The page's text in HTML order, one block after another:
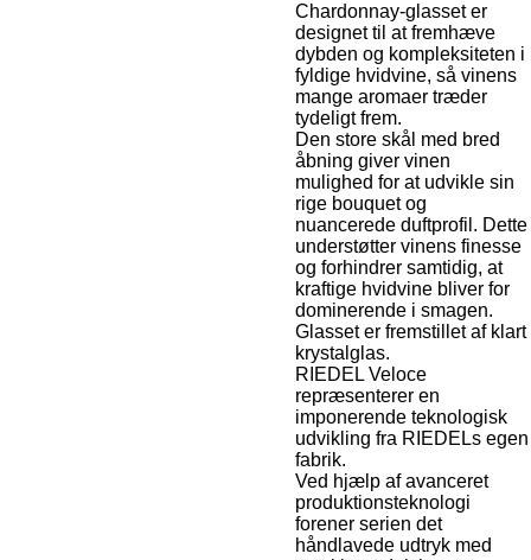
Chardonnay-glasset er
designet til at fremhæve
dybden og kompleksiteten i
fyldige hvidvine, så vinens
mange aromaer træder
tydeligt frem.
Den store skål med bred
åbning giver vinen
mulighed for at udvikle sin
rige bouquet og
nuancerede duftprofil. Dette
understøtter vinens finesse
og forhindrer samtidig, at
kraftige hvidvine bliver for
dominerende i smagen.
Glasset er fremstillet af klart
krystalglas.
RIEDEL Veloce
repræsenterer en
imponerende teknologisk
udvikling fra RIEDELs egen
fabrik.
Ved hjælp af avanceret
produktionsteknologi
forener serien det
håndlavede udtryk med